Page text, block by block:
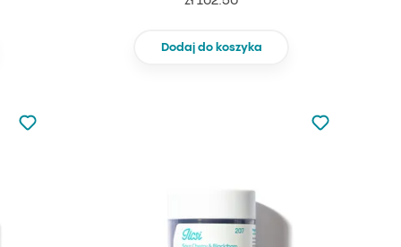
Dodaj do koszyka
Nie dodano do ulubionych
Dodaj do ulubionych
Nie dodano
Dodaj do